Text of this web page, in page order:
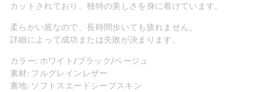
カットされており、独特の美しさを身に着けています。
柔らかい底なので、長時間歩いても​​疲れません。
詳細によって成功または失敗が決まります。
カラー: ホワイト/ブラック/ベージュ
素材: フルグレインレザー
裏地: ソフトスエードシープスキン